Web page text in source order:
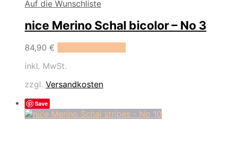
Auf die Wunschliste
nice Merino Schal bicolor – No 3
84,90 €
inkl. MwSt.
zzgl. Versandkosten
Save